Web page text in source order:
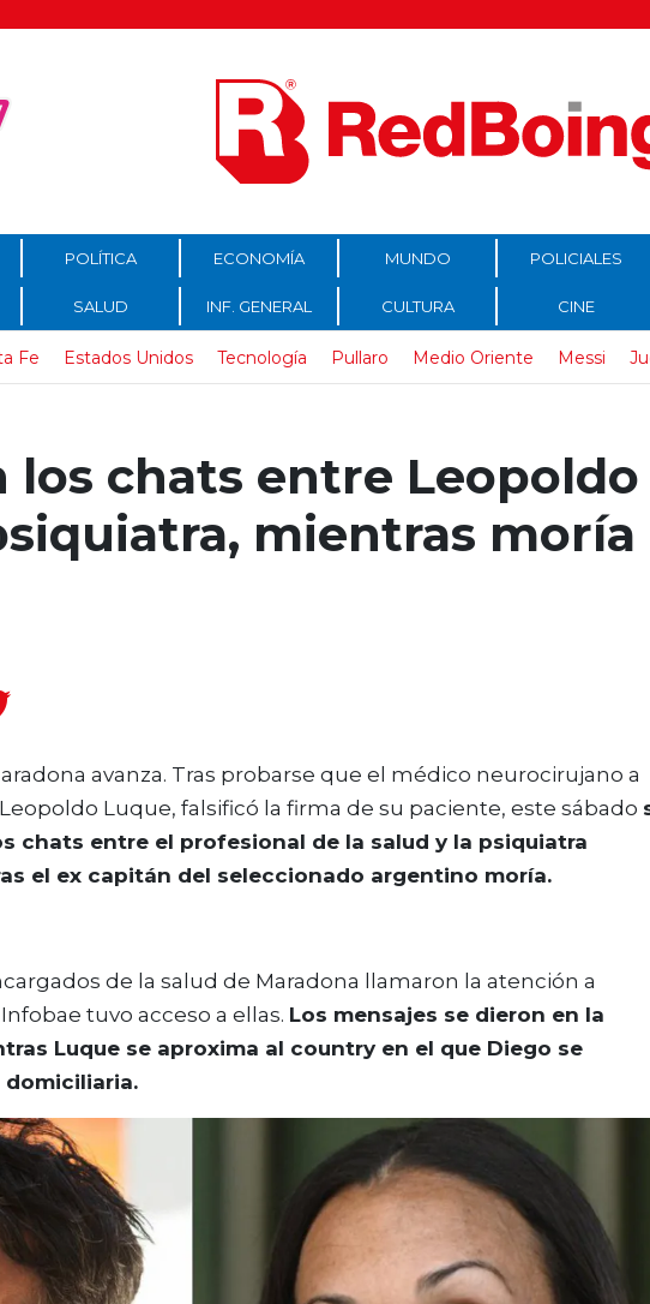
POLÍTICA ECONOMÍA MUNDO POLICIALES
SALUD INF. GENERAL CULTURA CINE
Fe Estados Unidos Tecnología Pullaro Medio Oriente Messi
chats entre Leopoldo
mientras moría
avanza. Tras probarse que el médico neurocirujano a
Luque, falsificó la firma de su paciente, este sábado
chats entre el profesional de la salud y la psiquiatra
el ex capitán del seleccionado argentino moría.
de la salud de Maradona llamaron la atención a
tuvo acceso a ellas. Los mensajes se dieron en la
Luque se aproxima al country en el que Diego se